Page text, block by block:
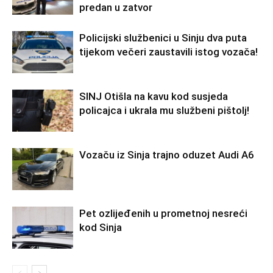
predan u zatvor
Policijski službenici u Sinju dva puta
tijekom večeri zaustavili istog vozača!
SINJ Otišla na kavu kod susjeda
policajca i ukrala mu službeni pištolj!
Vozaču iz Sinja trajno oduzet Audi A6
Pet ozlijeđenih u prometnoj nesreći
kod Sinja